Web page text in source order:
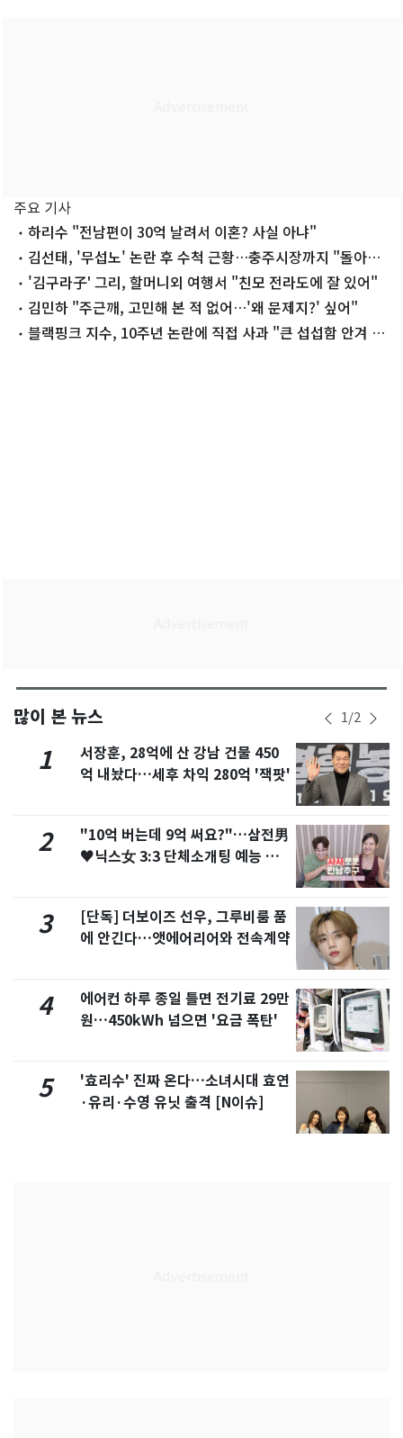
주요 기사
하리수 "전남편이 30억 날려서 이혼? 사실 아냐"
김선태, '무섭노' 논란 후 수척 근황…충주시장까지 "돌아올
생각 없냐?"
'김구라子' 그리, 할머니외 여행서 "친모 전라도에 잘 있어"
김민하 "주근깨, 고민해 본 적 없어…'왜 문제지?' 싶어"
블랙핑크 지수, 10주년 논란에 직접 사과 "큰 섭섭함 안겨 미
많이 본 뉴스 1/2
1
서장훈, 28억에 산 강남 건물 450
억 내놨다…세후 차익 280억 '잭팟'
2
"10억 버는데 9억 써요?"…삼전男
♥닉스女 3:3 단체소개팅 예능 화
3
[단독] 더보이즈 선우, 그루비룸 품
에 안긴다…앳에어리어와 전속계약
4
에어컨 하루 종일 틀면 전기료 29만
원…450kWh 넘으면 '요금 폭탄'
5
'효리수' 진짜 온다…소녀시대 효연
·유리·수영 유닛 출격 [N이슈]